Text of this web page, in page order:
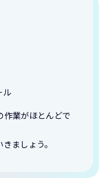
ル
作業がほとんどで
ましょう。